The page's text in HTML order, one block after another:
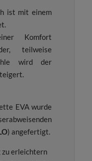
ist mit einem
Komfort
teilweise
wird der
EVA wurde
) angefertigt.
zu erleichtern